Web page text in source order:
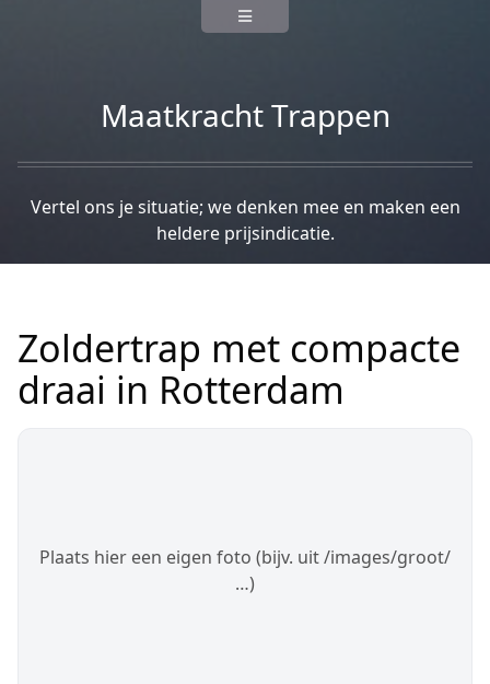
Maatkracht Trappen
Vertel ons je situatie; we denken mee en maken een
heldere prijsindicatie.
Zoldertrap met compacte
draai in Rotterdam
Plaats hier een eigen foto (bijv. uit /images/groot/
…)